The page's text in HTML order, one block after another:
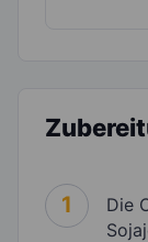
1
Die